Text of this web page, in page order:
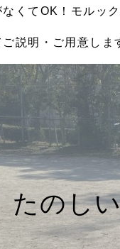
くてOK！モルッ
説明・ご用意しま
のし